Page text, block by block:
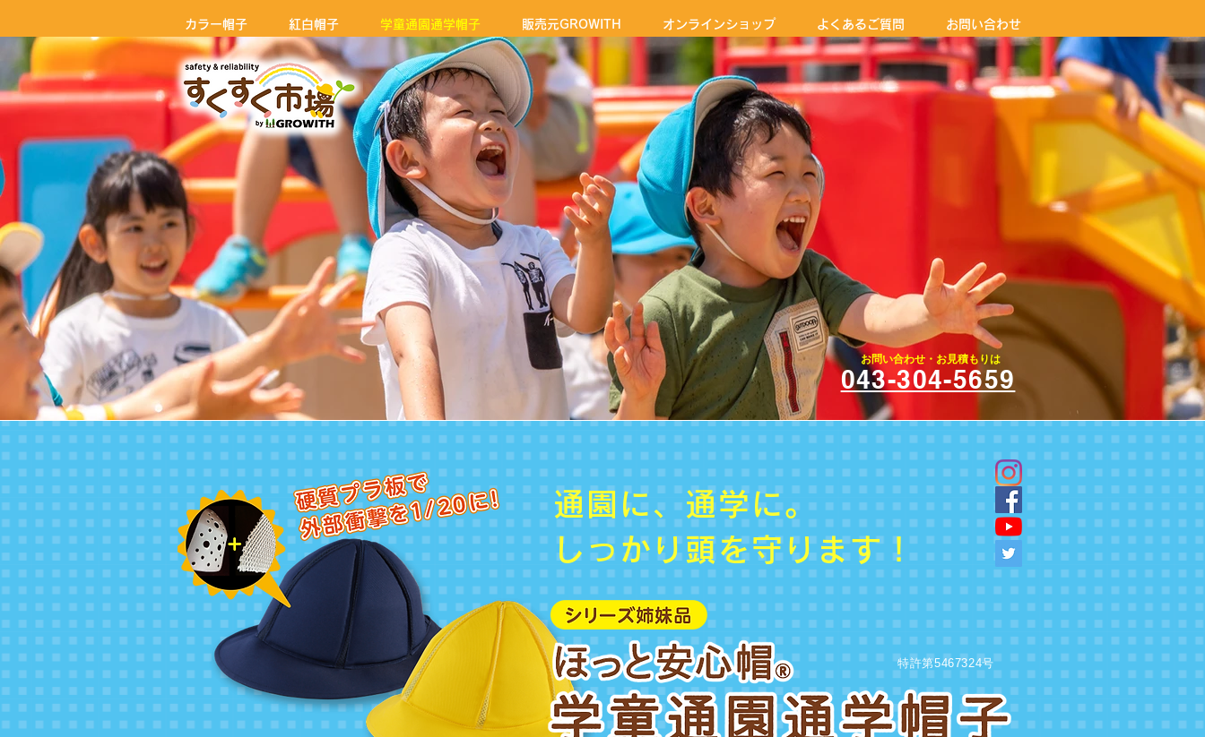
カラー帽子 紅白帽子 学童通園通学帽子 販売元GROWITH オンラインショップ よくあるご質問 お問い合わせ
043-304-5659
お問い合わせ・お見積もりは
通園に、通学に。
しっかり頭を守ります！
特許第5467324号